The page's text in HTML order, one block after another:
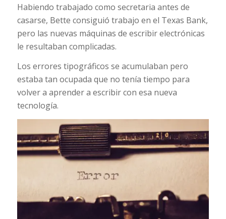
Habiendo trabajado como secretaria antes de
casarse, Bette consiguió trabajo en el Texas Bank,
pero las nuevas máquinas de escribir electrónicas
le resultaban complicadas.
Los errores tipográficos se acumulaban pero
estaba tan ocupada que no tenía tiempo para
volver a aprender a escribir con esa nueva
tecnología.